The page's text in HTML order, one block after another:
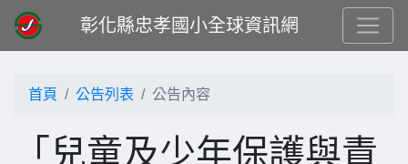
彰化縣忠孝國小全球資訊網
首頁 公告列表 公告內容
「兒童及少年保護與責